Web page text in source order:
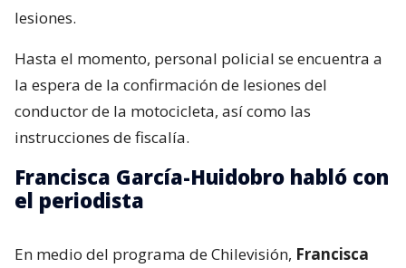
lesiones.
Hasta el momento, personal policial se encuentra a
la espera de la confirmación de lesiones del
conductor de la motocicleta, así como las
instrucciones de fiscalía.
Francisca García-Huidobro habló con
el periodista
En medio del programa de Chilevisión, Francisca